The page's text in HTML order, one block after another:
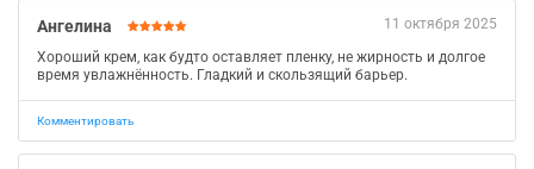
11 октября 2025
Ангелина
Хороший крем, как будто оставляет пленку, не жирность и долгое
время увлажнённость. Гладкий и скользящий барьер.
Комментировать